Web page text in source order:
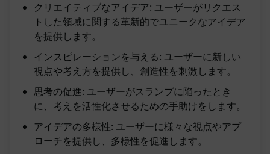
クリエイティブなアイデア: ユーザーがリクエス
トした領域に関する革新的でユニークなアイデア
を提供します。
インスピレーションを与える: ユーザーに新しい
視点や考え方を提供し、創造性を刺激します。
思考の促進: ユーザーがスランプに陥ったとき
に、考えを活性化させるための手助けをします。
アイデアの多様性: ユーザーに様々な視点やアプ
ローチを提供し、多様性を促進します。